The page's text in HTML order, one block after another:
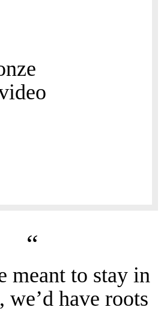
“
meant to stay in
we’d have roots